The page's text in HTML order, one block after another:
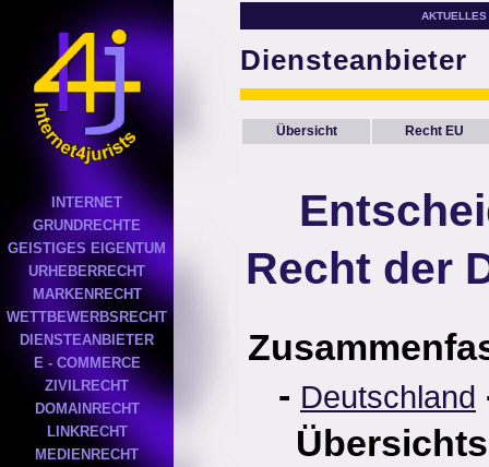
INTERNET
GRUNDRECHTE
GEISTIGES EIGENTUM
URHEBERRECHT
MARKENRECHT
WETTBEWERBSRECHT
DIENSTEANBIETER
E - COMMERCE
ZIVILRECHT
DOMAINRECHT
LINKRECHT
MEDIENRECHT
AKTUELLES
Diensteanbieter
Übersicht Recht EU
Recht der
- Deutschland